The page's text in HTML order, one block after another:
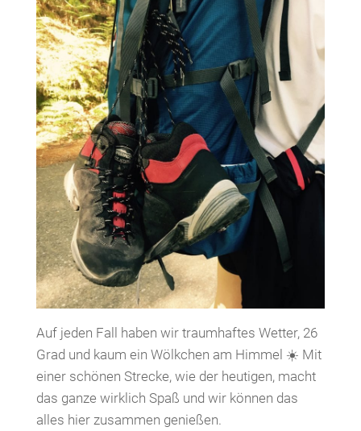
Auf jeden Fall haben wir traumhaftes Wetter, 26
Grad und kaum ein Wölkchen am Himmel ☀️ Mit
einer schönen Strecke, wie der heutigen, macht
das ganze wirklich Spaß und wir können das
alles hier zusammen genießen.